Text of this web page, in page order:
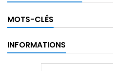
MOTS-CLÉS
INFORMATIONS